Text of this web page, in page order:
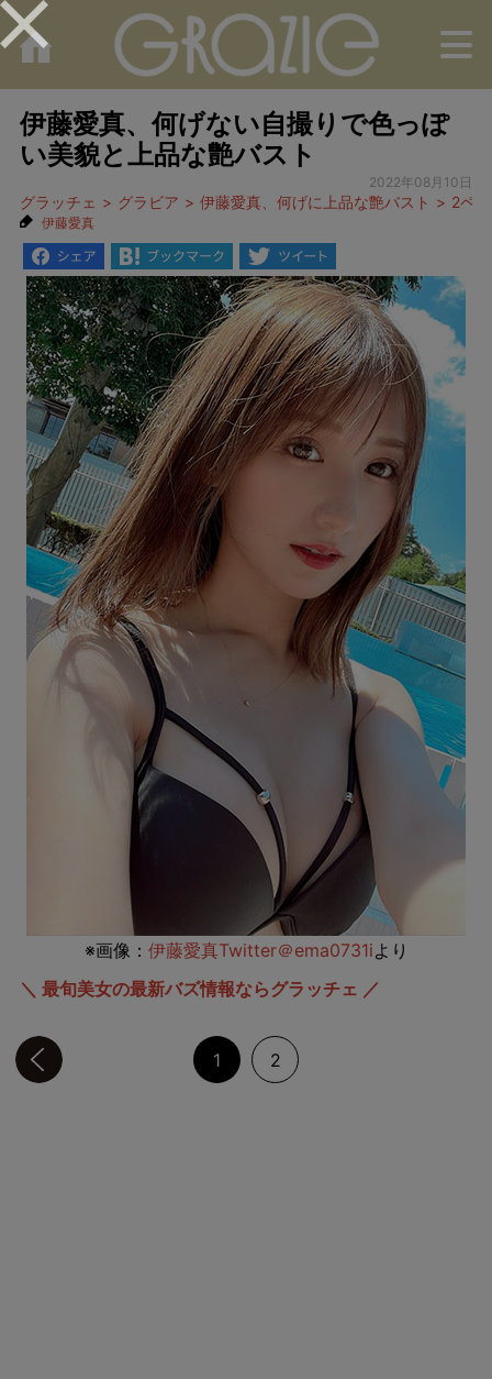
伊藤愛真、何げない自撮りで色っぽ
い美貌と上品な艶バスト
2022年08月10日
グラッチェ グラビア 伊藤愛真、何げに上品な艶バスト 2ペ
伊藤愛真
※画像： 伊藤愛真Twitter＠ema0731iより
＼ 最旬美女の最新バズ情報ならグラッチェ ／
1 2